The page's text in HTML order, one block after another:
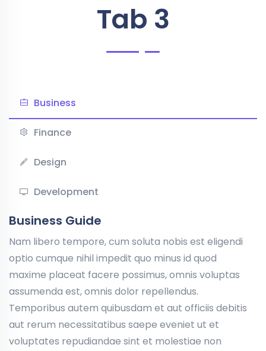
Tab 3
Business
Finance
Design
Development
Business Guide
Nam libero tempore, cum soluta nobis est eligendi
optio cumque nihil impedit quo minus id quod
maxime placeat facere possimus, omnis voluptas
assumenda est, omnis dolor repellendus.
Temporibus autem quibusdam et aut officiis debitis
aut rerum necessitatibus saepe eveniet ut et
voluptates repudiandae sint et molestiae non